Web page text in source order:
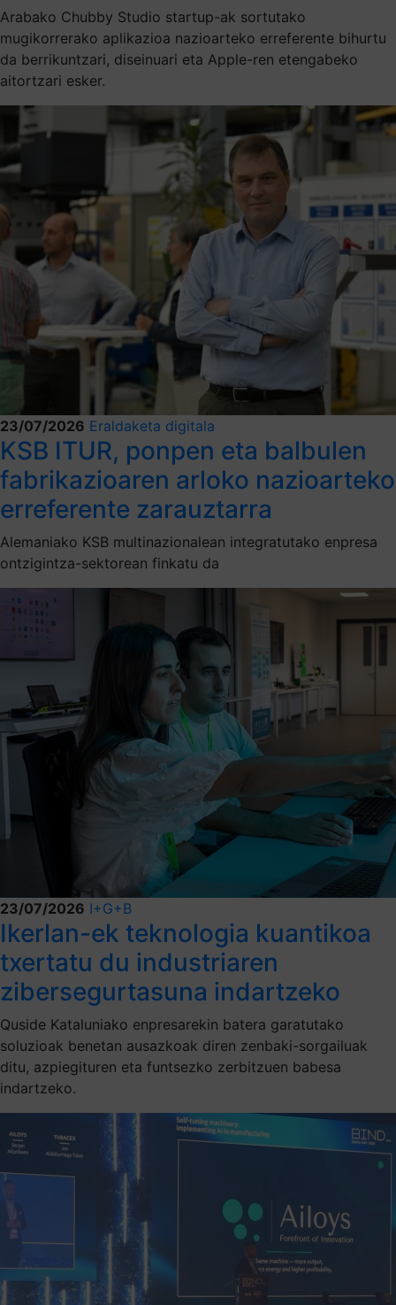
Arabako Chubby Studio startup-ak sortutako
mugikorrerako aplikazioa nazioarteko erreferente bihurtu
da berrikuntzari, diseinuari eta Apple-ren etengabeko
aitortzari esker.
23/07/2026 Eraldaketa digitala
KSB ITUR, ponpen eta balbulen
fabrikazioaren arloko nazioarteko
erreferente zarauztarra
Alemaniako KSB multinazionalean integratutako enpresa
ontzigintza-sektorean finkatu da
23/07/2026 I+G+B
Ikerlan-ek teknologia kuantikoa
txertatu du industriaren
zibersegurtasuna indartzeko
Quside Kataluniako enpresarekin batera garatutako
soluzioak benetan ausazkoak diren zenbaki-sorgailuak
ditu, azpiegituren eta funtsezko zerbitzuen babesa
indartzeko.